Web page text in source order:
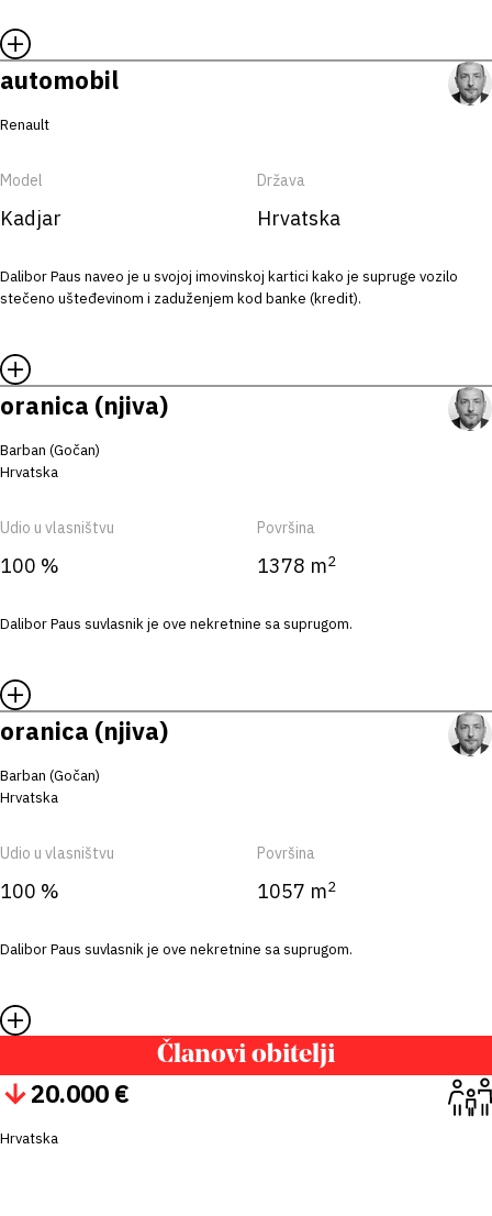
automobil
Renault
Model
Kadjar
Država
Hrvatska
Dalibor Paus naveo je u svojoj imovinskoj kartici kako je supruge vozilo
stečeno ušteđevinom i zaduženjem kod banke (kredit).
oranica (njiva)
Barban (Gočan)
Hrvatska
Udio u vlasništvu
100 %
Površina
1378 m2
Dalibor Paus suvlasnik je ove nekretnine sa suprugom.
oranica (njiva)
Barban (Gočan)
Hrvatska
Udio u vlasništvu
100 %
Površina
1057 m2
Dalibor Paus suvlasnik je ove nekretnine sa suprugom.
Članovi obitelji
20.000 €
Hrvatska